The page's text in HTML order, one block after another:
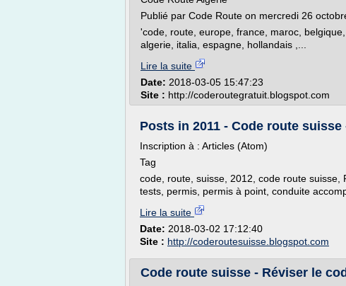
Publié par Code Route on mercredi 26
'code, route, europe, france, maroc,
algerie, italia, espagne, hollandais ,...
Lire la suite
Date: 2018-03-05 15:47:23
Site : http://coderoutegratuit.blogspot.com
Posts in 2011 - Code route
Inscription à : Articles (Atom)
Tag
code, route, suisse, 2012, code route suisse,
tests, permis, permis à point, conduite
Lire la suite
Date: 2018-03-02 17:12:40
Site : http://coderoutesuisse.blogspot.com
Code route suisse - Réviser le